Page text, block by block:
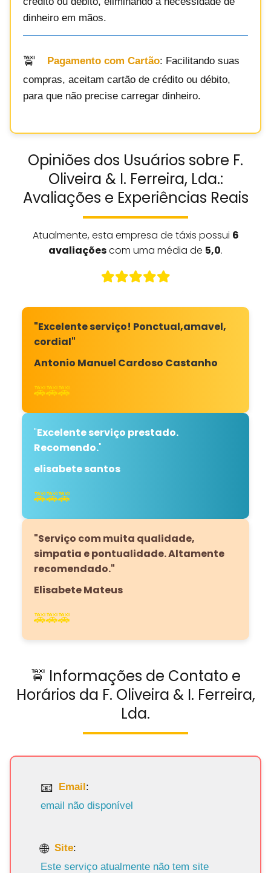
dinheiro em mãos.
Pagamento com Cartão: Facilitando suas
compras, aceitam cartão de crédito ou débito,
para que não precise carregar dinheiro.
Opiniões dos Usuários sobre F.
Oliveira & I. Ferreira, Lda.:
Avaliações e Experiências Reais
Atualmente, esta empresa de táxis possui 6
avaliaçõescom uma média de 5,0.
"Excelente serviço! Ponctual,amavel,
cordial"
Antonio Manuel Cardoso Castanho
🚕🚕🚕
"Excelente serviço prestado.
Recomendo."
elisabete santos
🚕🚕🚕
"Serviço com muita qualidade,
simpatia e pontualidade. Altamente
recomendado."
Elisabete Mateus
🚕🚕🚕
🚖 Informações de Contato e
Horários da F. Oliveira & I. Ferreira,
Lda.
Email:
email não disponível
Site:
Este serviço atualmente não tem site